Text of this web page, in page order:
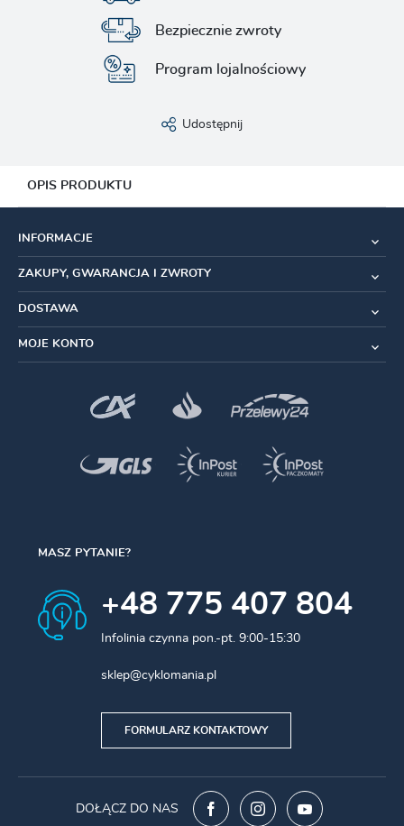
Bezpiecznie zwroty
Program lojalnościowy
Udostępnij
OPIS PRODUKTU
wzmocnienie ze stali, kolejna warstwa z tworzywa
i zewnętrzna warstwa z PVC)
Średnica:4mm
Długość linki: przód 1500mm, tył 2300mm
W zestawie:9x aluminiowych końcówek pancerza, 6x
koralików ochronnych na linkę, 2x łącznik przewodów,
2x końcówki linki, 2x nakładki na pancerz chroniące ramę
Kolor: biały
INFORMACJE
ZAKUPY, GWARANCJA I ZWROTY
DOSTAWA
MOJE KONTO
MASZ PYTANIE?
+48 775 407 804
Infolinia czynna pon.-pt. 9:00-15:30
sklep@cyklomania.pl
FORMULARZ KONTAKTOWY
DOŁĄCZ DO NAS